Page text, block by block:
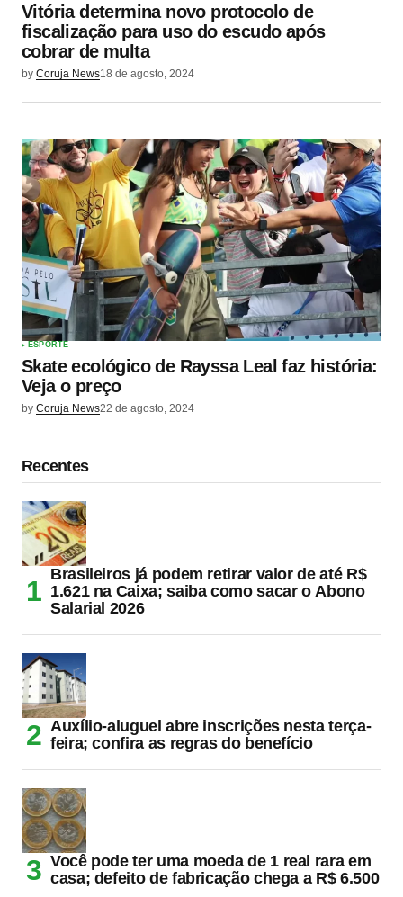
Vitória determina novo protocolo de
fiscalização para uso do escudo após
cobrar de multa
by Coruja News18 de agosto, 2024
ESPORTE
Skate ecológico de Rayssa Leal faz história:
Veja o preço
by Coruja News22 de agosto, 2024
Recentes
Brasileiros já podem retirar valor de até R$
1.621 na Caixa; saiba como sacar o Abono
Salarial 2026
Auxílio-aluguel abre inscrições nesta terça-
feira; confira as regras do benefício
Você pode ter uma moeda de 1 real rara em
casa; defeito de fabricação chega a R$ 6.500